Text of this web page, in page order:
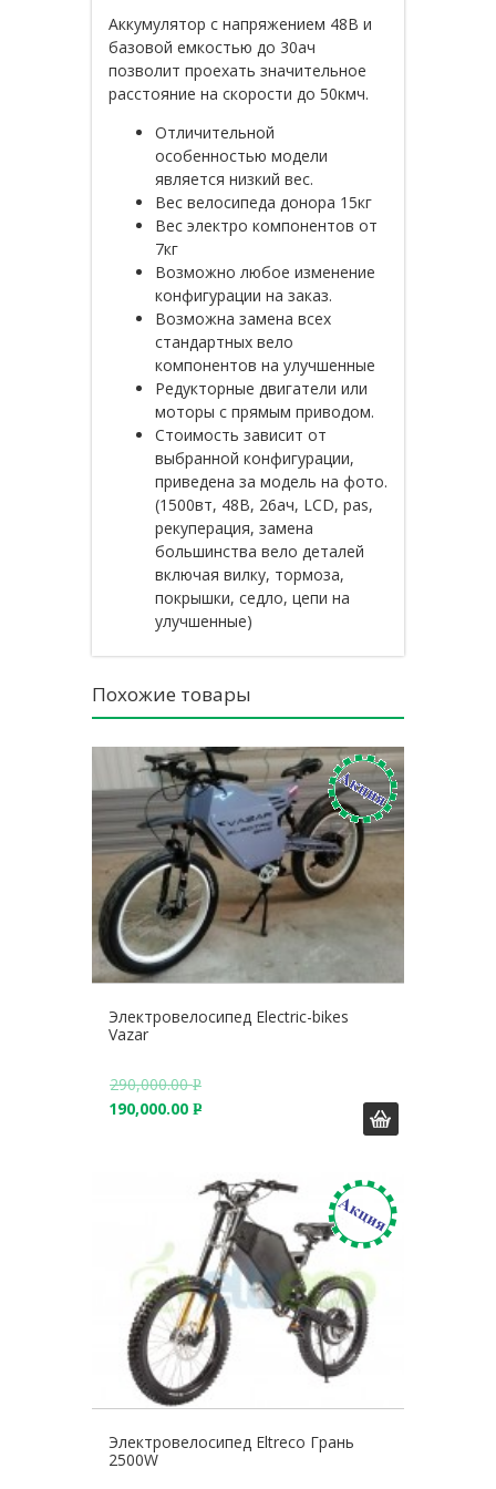
Аккумулятор с напряжением 48В и
базовой емкостью до 30ач
позволит проехать значительное
расстояние на скорости до 50кмч.
Отличительной
особенностью модели
является низкий вес.
Вес велосипеда донора 15кг
Вес электро компонентов от
7кг
Возможно любое изменение
конфигурации на заказ.
Возможна замена всех
стандартных вело
компонентов на улучшенные
Редукторные двигатели или
моторы с прямым приводом.
Стоимость зависит от
выбранной конфигурации,
приведена за модель на фото.
(1500вт, 48В, 26ач, LCD, pas,
рекуперация, замена
большинства вело деталей
включая вилку, тормоза,
покрышки, седло, цепи на
улучшенные)
Похожие товары
Электровелосипед Electric-bikes
Vazar
290,000.00Р
У
190,000.00 Р
Электровелосипед Eltreco Грань
2500W